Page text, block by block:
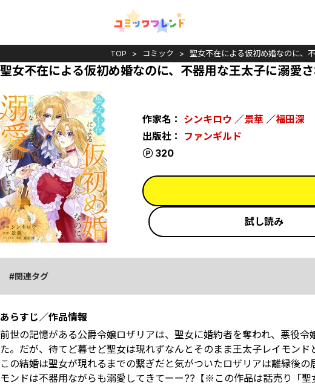
TOP コミック 聖女不在による仮初め婚なのに、
聖女不在による仮初め婚なのに、不器用な王太子に溺愛
作家名： シンキロウ ／景華 ／福田深
出版社： ファンギルド
320
ポイント
試し読み
関連タグ
あらすじ／作品情報
前世の記憶がある公爵令嬢ロザリアは、聖女に婚約者を奪われ、悪役
た。だが、待てど暮せど聖女は現れずなんとそのまま王太子レイモン
この結婚は聖女が現れるまでの繋ぎだと気がついたロザリアは離縁後
モンドは不器用ながらも溺愛してきてーー??【※この作品は話売り「